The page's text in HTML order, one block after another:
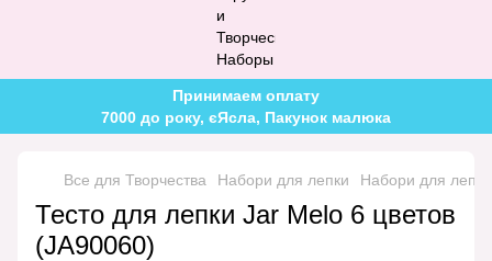
Принимаем оплату
7000 до року, єЯсла, Пакунок малюка
Все для Творчества Набори для лепки Набори для
Тесто для лепки Jar Melo 6 цветов
(JA90060)